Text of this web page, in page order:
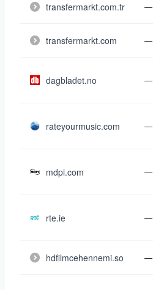
transfermarkt.com.tr —
transfermarkt.com —
dagbladet.no —
rateyourmusic.com —
mdpi.com —
rte.ie —
hdfilmcehennemi.so —